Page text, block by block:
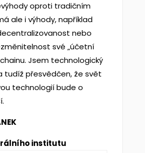
oproti tradičním
ale i výhody, například
nebo
své „účetní
Jsem technologický
tudíž přesvědčen, že svět
technologií bude o
institutu